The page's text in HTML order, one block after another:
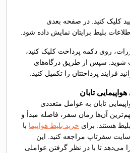
کلیک کنید. در صفحه بعدی
بلیط برایتان نمایش داده شود.
روی دکمه پرداخت کلیک کنید،
شوید. سپس از طریق درگاه‌های
فرایند پرداختتان را تکمیل کنید.
تابان
تابان به عوامل متعددی
آن‌ها زمان سفر، فاصله مبدأ و
هستند. برای خرید بلیط هواپیما با
سایت سفرتاپ مراجعه کنید. این
می‌دهد تا با در نظر گرفتن عواملی